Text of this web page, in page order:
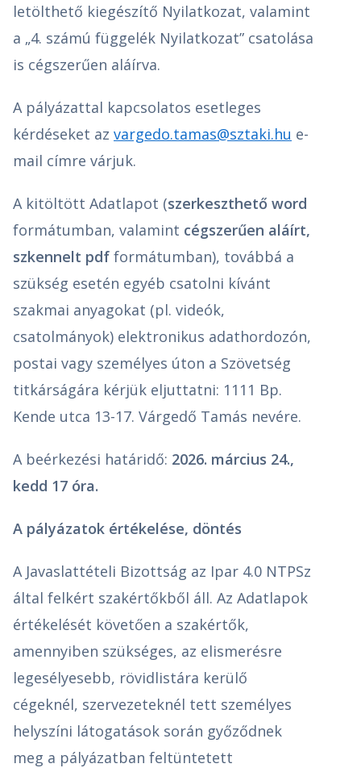
letölthető kiegészítő Nyilatkozat, valamint
a „4. számú függelék Nyilatkozat” csatolása
is cégszerűen aláírva.
A pályázattal kapcsolatos esetleges
kérdéseket az vargedo.tamas@sztaki.hu e-
mail címre várjuk.
A kitöltött Adatlapot (szerkeszthető word
formátumban, valamint cégszerűen aláírt,
szkennelt pdf formátumban), továbbá a
szükség esetén egyéb csatolni kívánt
szakmai anyagokat (pl. videók,
csatolmányok) elektronikus adathordozón,
postai vagy személyes úton a Szövetség
titkárságára kérjük eljuttatni: 1111 Bp.
Kende utca 13-17. Várgedő Tamás nevére.
A beérkezési határidő: 2026. március 24.,
kedd 17 óra.
A pályázatok értékelése, döntés
A Javaslattételi Bizottság az Ipar 4.0 NTPSz
által felkért szakértőkből áll. Az Adatlapok
értékelését követően a szakértők,
amennyiben szükséges, az elismerésre
legesélyesebb, rövidlistára kerülő
cégeknél, szervezeteknél tett személyes
helyszíni látogatások során győződnek
meg a pályázatban feltüntetett